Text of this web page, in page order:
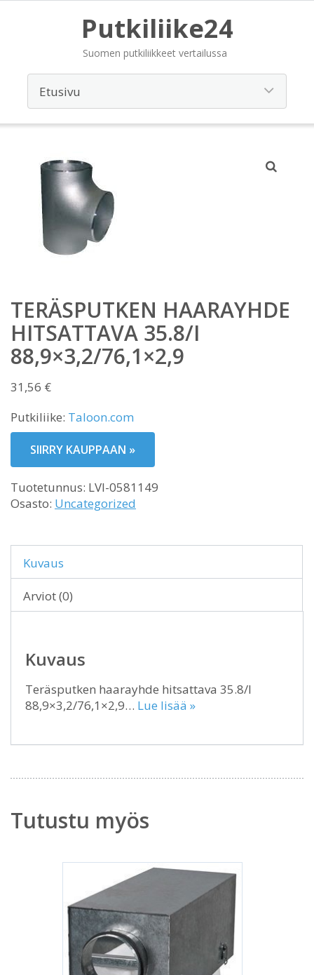
Putkiliike24
Suomen putkiliikkeet vertailussa
TERÄSPUTKEN HAARAYHDE
HITSATTAVA 35.8/I
88,9×3,2/76,1×2,9
31,56 €
Putkiliike: Taloon.com
SIIRRY KAUPPAAN »
Tuotetunnus: LVI-0581149
Osasto: Uncategorized
Kuvaus
Arviot (0)
Kuvaus
Teräsputken haarayhde hitsattava 35.8/I
88,9×3,2/76,1×2,9… Lue lisää »
Tutustu myös